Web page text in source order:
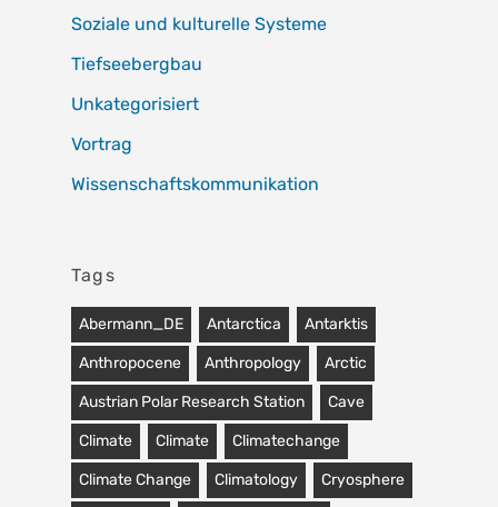
Soziale und kulturelle Systeme
Tiefseebergbau
Unkategorisiert
Vortrag
Wissenschaftskommunikation
Tags
Abermann_DE Antarctica Antarktis
Anthropocene Anthropology Arctic
Austrian Polar Research Station Cave
Climate Climate Climatechange
Climate Change Climatology Cryosphere